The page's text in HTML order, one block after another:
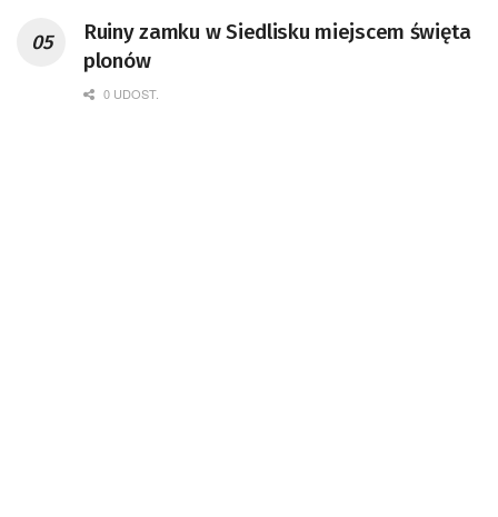
Badań Kosmicznych i Satelitarnych PAN.
Ruiny zamku w Siedlisku miejscem święta
plonów
0 UDOST.